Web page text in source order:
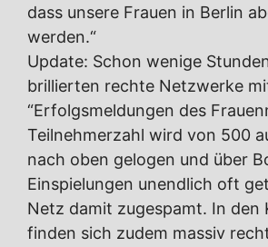
dass unsere Frauen in Berlin
werden.“
Update: Schon wenige
brillierten rechte Netzwerke
“Erfolgsmeldungen des
Teilnehmerzahl wird von 500
nach oben gelogen und über
Einspielungen unendlich oft
Netz damit zugespamt. In den
finden sich zudem massiv